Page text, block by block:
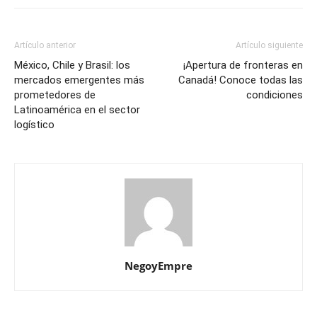
Artículo anterior
México, Chile y Brasil: los
mercados emergentes más
prometedores de
Latinoamérica en el sector
logístico
Artículo siguiente
¡Apertura de fronteras en
Canadá! Conoce todas las
condiciones
NegoyEmpre